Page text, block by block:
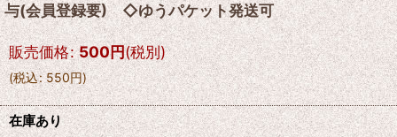
与(会員登録要) ◇ゆうパケット発送可
販売価格: 500円(税別)
(税込: 550円)
在庫あり